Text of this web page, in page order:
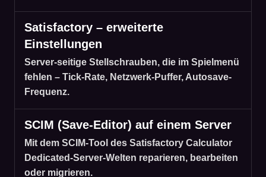
Satisfactory – erweiterte
Einstellungen
Server-seitige Stellschrauben, die im Spielmenü
fehlen – Tick-Rate, Netzwerk-Puffer, Autosave-
Frequenz.
SCIM (Save-Editor) auf einem Server
Mit dem SCIM-Tool des Satisfactory Calculator
Dedicated-Server-Welten reparieren, bearbeiten
oder migrieren.